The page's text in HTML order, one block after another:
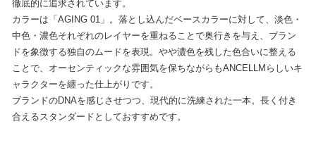
徹底的に追求されています。
カラーは「AGING 01」。落とし込んだベースカラーに対して、淡色・
中色・濃色それぞれのレイヤーを重ねることで奥行きを与え、ブラン
ドを象徴する独自のムードを表現。やや濃色を残した色合いに整える
ことで、オーセンティックな雰囲気を保ちながらもANCELLMらしいキ
ャラクターを纏った仕上がりです。
ブランドのDNAを感じさせつつ、現代的に洗練された一本。長く付き
合えるスタンダードとしておすすめです。